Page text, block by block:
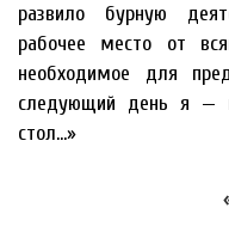
развило бурную
рабочее место от
необходимое для
следующий день я —
стол…»